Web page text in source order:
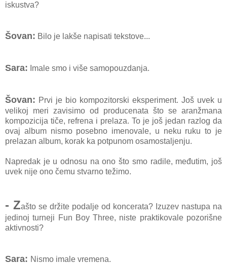
iskustva?
Šovan: Bilo je lakše napisati tekstove...
Sara: Imale smo i više samopouzdanja.
Šovan: Prvi je bio kompozitorski eksperiment. Još uvek u
velikoj meri zavisimo od producenata što se aranžmana
kompozicija tiče, refrena i prelaza. To je još jedan razlog da
ovaj album nismo posebno imenovale, u neku ruku to je
prelazan album, korak ka potpunom osamostaljenju.
Napredak je u odnosu na ono što smo radile, međutim, još
uvek nije ono čemu stvarno težimo.
- Zašto se držite podalje od koncerata? Izuzev nastupa na
jedinoj turneji Fun Boy Three, niste praktikovale pozorišne
aktivnosti?
Sara: Nismo imale vremena.